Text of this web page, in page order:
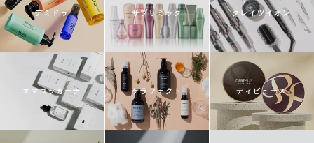
デミドゥ サブリミック クレイツイオン
エマコッカーナ ケラフェクト ディビュース